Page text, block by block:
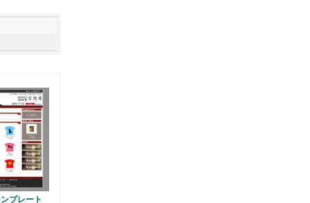
プレート